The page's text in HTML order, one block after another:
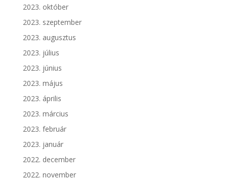
2023. október
2023. szeptember
2023. augusztus
2023. július
2023. június
2023. május
2023. április
2023. március
2023. február
2023. január
2022. december
2022. november